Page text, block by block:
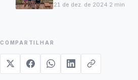
21 de dez. de 2024 2 min
COMPARTILHAR